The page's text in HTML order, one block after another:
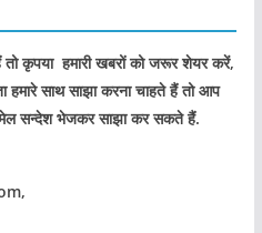
कृपया हमारी खबरों को जरूर शेयर करें,
साथ साझा करना चाहते हैं तो आप
सन्देश भेजकर साझा कर सकते हैं.